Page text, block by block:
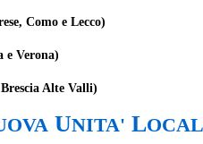
Como e Lecco)
e Verona)
Alte Valli)
UNITA' L